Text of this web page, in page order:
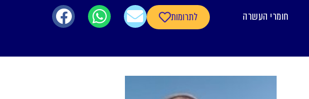
חומרי העשרה
לתרומות